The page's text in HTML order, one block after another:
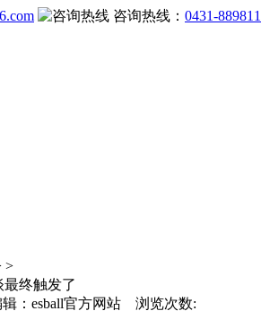
咨询热线： 0431-
>
终触发了
辑：esball官方网站 浏览次数: